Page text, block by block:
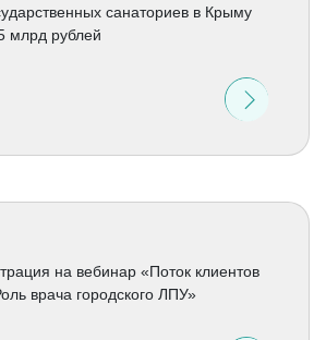
санаториев в Крыму
млрд рублей
на вебинар «Поток клиентов
врача городского ЛПУ»